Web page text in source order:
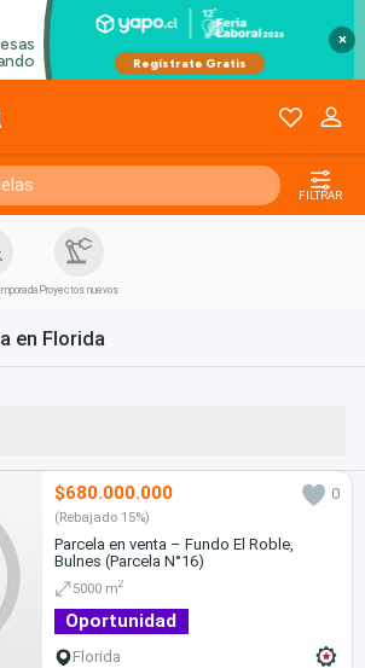
×
FILTRAR
Proyectos nuevos
en Florida
$680.000.000 0
(Rebajado 15%)
Parcela en venta – Fundo El Roble,
Bulnes (Parcela N°16)
5000 m2
Oportunidad
Florida